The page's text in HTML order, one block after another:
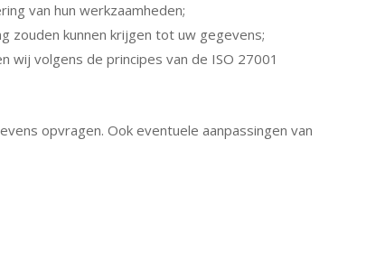
van hun werkzaamheden;
zouden kunnen krijgen tot uw gegevens;
volgens de principes van de ISO 27001
opvragen. Ook eventuele aanpassingen van